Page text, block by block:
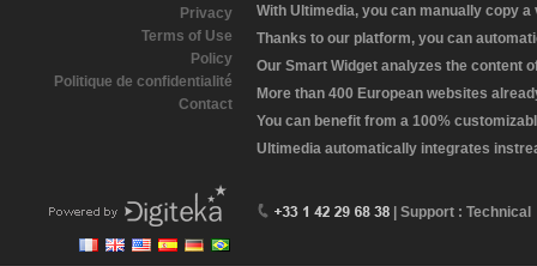
Privacy
Terms of Use
Policy
Politique de confidentialité
Contact
With Ultimedia, you can manually copy
Thanks to our platform, you can
Our Smart Widget analyzes the content
More than 400 European websites
You can benefit from a 100%
Ultimedia automatically integrates
| Support : Technical